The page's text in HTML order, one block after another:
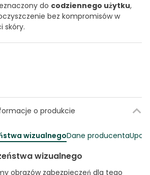
do codziennego użytku,
bez kompromisów w
skóry.
o produkcie
wizualnegoDane producenta
wizualnego
obrazów zabezpieczeń dla tego